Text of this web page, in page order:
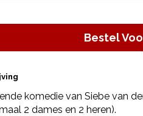
Bestel
komedie van Siebe van
2 dames en 2 heren).